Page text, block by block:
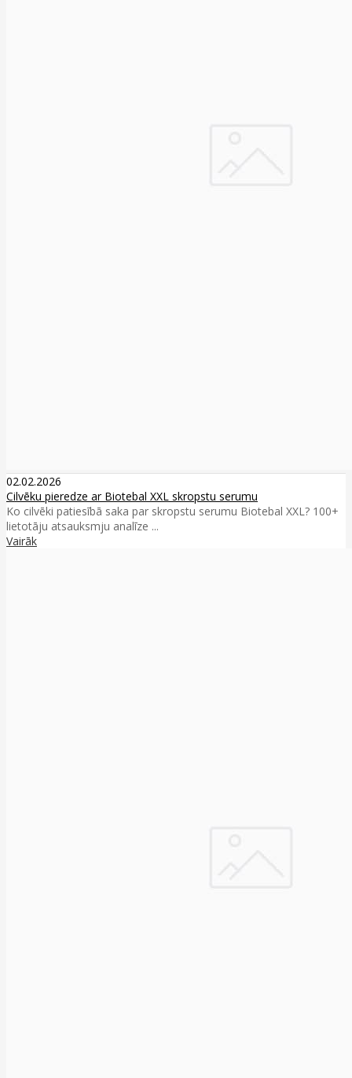
02.02.2026
Cilvēku pieredze ar Biotebal XXL skropstu serumu
Ko cilvēki patiesībā saka par skropstu serumu Biotebal XXL? 100+
lietotāju atsauksmju analīze ...
Vairāk